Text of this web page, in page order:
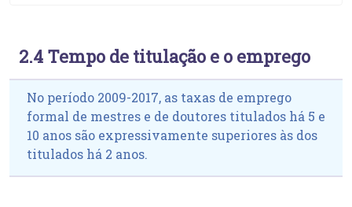
2.4 Tempo de titulação e o emprego
No período 2009-2017, as taxas de emprego
formal de mestres e de doutores titulados há 5 e
10 anos são expressivamente superiores às dos
titulados há 2 anos.